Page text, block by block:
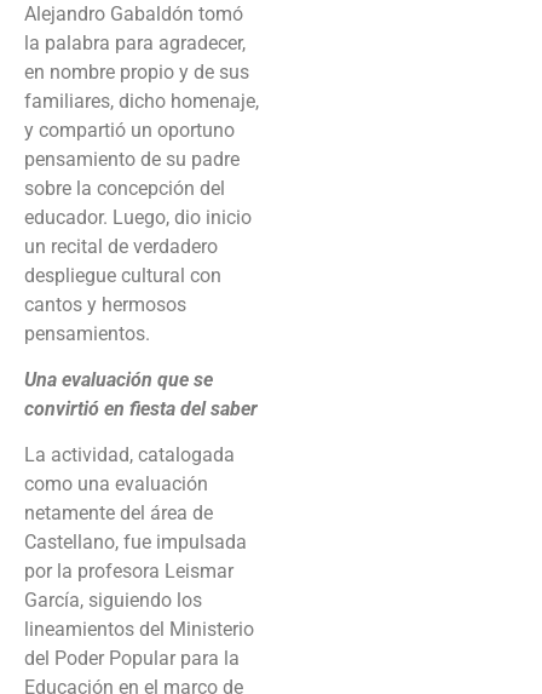
Alejandro Gabaldón tomó
la palabra para agradecer,
en nombre propio y de sus
familiares, dicho homenaje,
y compartió un oportuno
pensamiento de su padre
sobre la concepción del
educador. Luego, dio inicio
un recital de verdadero
despliegue cultural con
cantos y hermosos
pensamientos.
Una evaluación que se
convirtió en fiesta del saber
La actividad, catalogada
como una evaluación
netamente del área de
Castellano, fue impulsada
por la profesora Leismar
García, siguiendo los
lineamientos del Ministerio
del Poder Popular para la
Educación en el marco de